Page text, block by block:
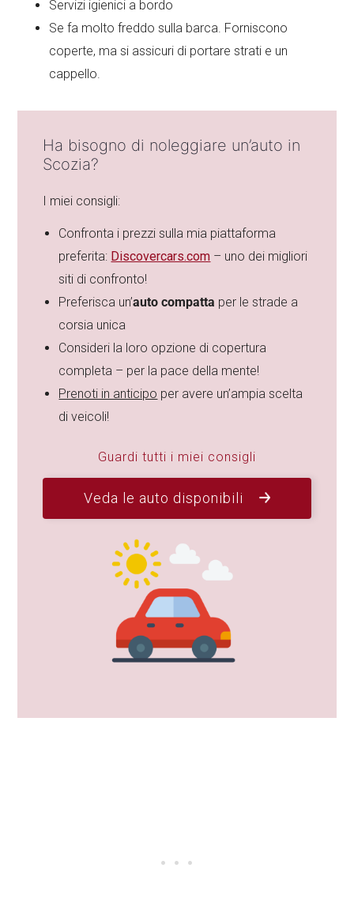
Servizi igienici a bordo
Se fa molto freddo sulla barca. Forniscono
coperte, ma si assicuri di portare strati e un
cappello.
Ha bisogno di noleggiare un’auto in
Scozia?
I miei consigli:
Confronta i prezzi sulla mia piattaforma
preferita: Discovercars.com – uno dei migliori
siti di confronto!
Preferisca un’auto compatta per le strade a
corsia unica
Consideri la loro opzione di copertura
completa – per la pace della mente!
Prenoti in anticipo per avere un’ampia scelta
di veicoli!
Guardi tutti i miei consigli
Veda le auto disponibili